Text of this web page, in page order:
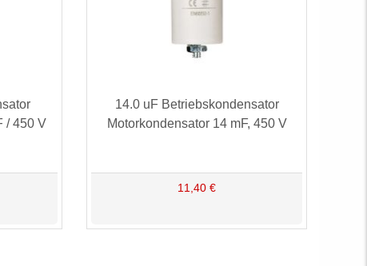
/ 450 V
14.0 uF Betriebskondensator
Motorkondensator 14 mF, 450 V
11,40 €